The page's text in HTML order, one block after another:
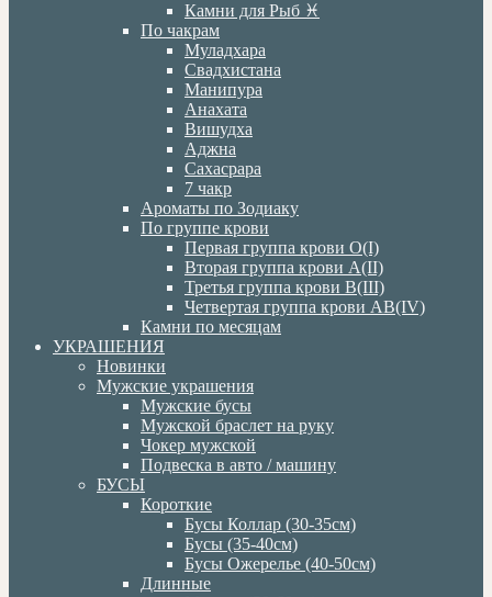
Камни для Рыб ♓️
По чакрам
Муладхара
Свадхистана
Манипура
Анахата
Вишудха
Аджна
Сахасрара
7 чакр
Ароматы по Зодиаку
По группе крови
Первая группа крови О(I)
Вторая группа крови А(II)
Третья группа крови В(III)
Четвертая группа крови АВ(IV)
Камни по месяцам
УКРАШЕНИЯ
Новинки
Мужские украшения
Мужские бусы
Мужской браслет на руку
Чокер мужской
Подвеска в авто / машину
БУСЫ
Короткие
Бусы Коллар (30-35см)
Бусы (35-40см)
Бусы Ожерелье (40-50см)
Длинные